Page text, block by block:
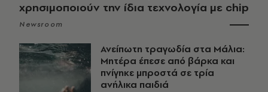
χρησιμοποιούν την ίδια τεχνολογία με chip
Newsroom
Ανείπωτη τραγωδία στα Μάλια:
Μητέρα έπεσε από βάρκα και
πνίγηκε μπροστά σε τρία
ανήλικα παιδιά